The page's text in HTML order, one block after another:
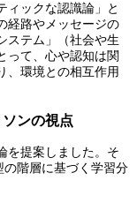
ィックな認識論」と
経路やメッセージの
ステム」（社会や生
って、心や認知は関
、環境との相互作用
ンの視点
を提案しました。そ
階層に基づく学習分